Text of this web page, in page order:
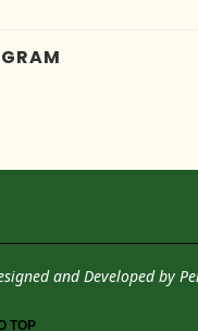
and Developed by
TOP